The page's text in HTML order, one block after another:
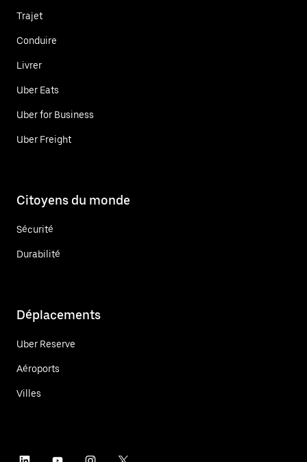
Trajet
Conduire
Livrer
Uber Eats
Uber for Business
Uber Freight
Citoyens du monde
Sécurité
Durabilité
Déplacements
Uber Reserve
Aéroports
Villes